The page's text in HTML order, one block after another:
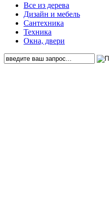
Все из дерева
Дизайн и мебель
Сантехника
Техника
Окна, двери